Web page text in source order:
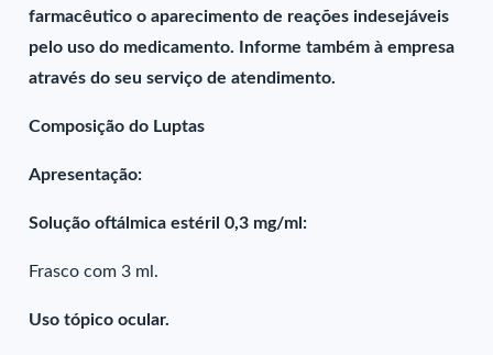
farmacêutico o aparecimento de reações indesejáveis
pelo uso do medicamento. Informe também à empresa
através do seu serviço de atendimento.
Composição do Luptas
Apresentação:
Solução oftálmica estéril 0,3 mg/ml:
Frasco com 3 ml.
Uso tópico ocular.